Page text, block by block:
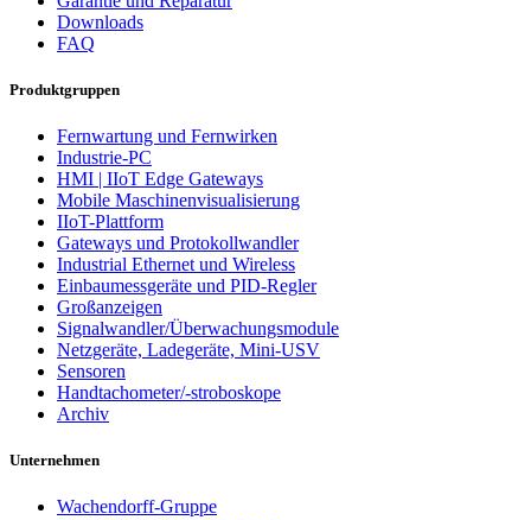
Downloads
FAQ
Produktgruppen
Fernwartung und Fernwirken
Industrie-PC
HMI | IIoT Edge Gateways
Mobile Maschinenvisualisierung
IIoT-Plattform
Gateways und Protokollwandler
Industrial Ethernet und Wireless
Einbaumessgeräte und PID-Regler
Großanzeigen
Signalwandler/Überwachungsmodule
Netzgeräte, Ladegeräte, Mini-USV
Sensoren
Handtachometer/-stroboskope
Archiv
Unternehmen
Wachendorff-Gruppe